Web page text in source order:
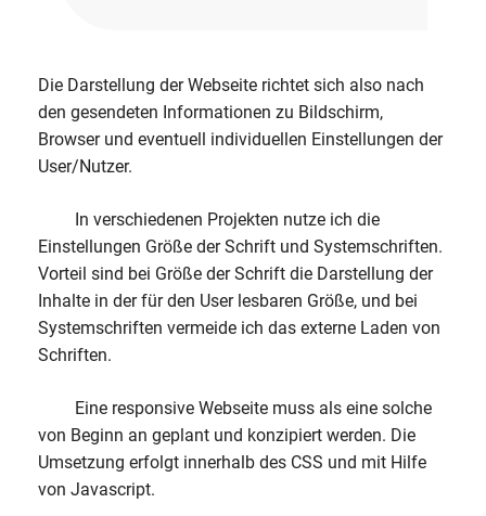
Die Darstellung der Webseite richtet sich also nach
den gesendeten Informationen zu Bildschirm,
Browser und eventuell individuellen Einstellungen der
User/Nutzer.
In verschiedenen Projekten nutze ich die
Einstellungen Größe der Schrift und Systemschriften.
Vorteil sind bei Größe der Schrift die Darstellung der
Inhalte in der für den User lesbaren Größe, und bei
Systemschriften vermeide ich das externe Laden von
Schriften.
Eine responsive Webseite muss als eine solche
von Beginn an geplant und konzipiert werden. Die
Umsetzung erfolgt innerhalb des CSS und mit Hilfe
von Javascript.